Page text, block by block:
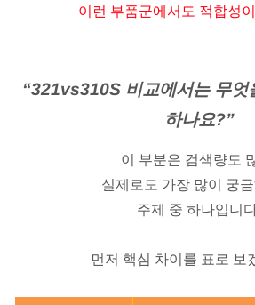
이런 부품군에서도 적합성
“321vs310S 비교에서는 무엇
하나요?”
이 부분은 검색량도
실제로도 가장 많이 궁
주제 중 하나입니
먼저 핵심 차이를 표로 보